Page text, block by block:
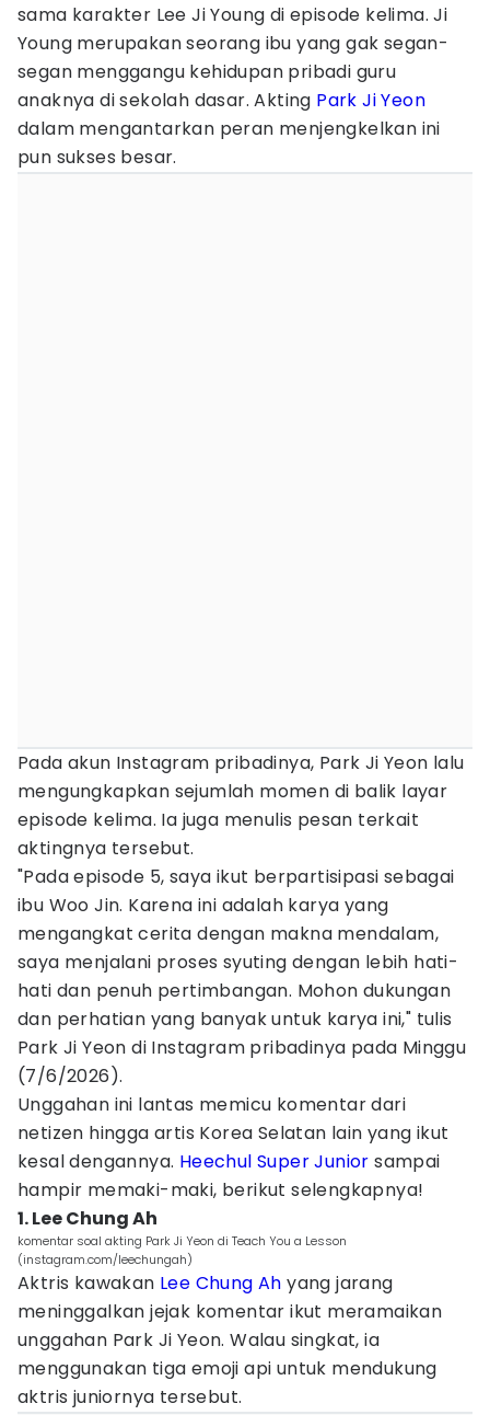
sama karakter Lee Ji Young di episode kelima. Ji
Young merupakan seorang ibu yang gak segan-
segan menggangu kehidupan pribadi guru
anaknya di sekolah dasar. Akting Park Ji Yeon
dalam mengantarkan peran menjengkelkan ini
pun sukses besar.
Pada akun Instagram pribadinya, Park Ji Yeon lalu
mengungkapkan sejumlah momen di balik layar
episode kelima. Ia juga menulis pesan terkait
aktingnya tersebut.
"Pada episode 5, saya ikut berpartisipasi sebagai
ibu Woo Jin. Karena ini adalah karya yang
mengangkat cerita dengan makna mendalam,
saya menjalani proses syuting dengan lebih hati-
hati dan penuh pertimbangan. Mohon dukungan
dan perhatian yang banyak untuk karya ini," tulis
Park Ji Yeon di Instagram pribadinya pada Minggu
(7/6/2026).
Unggahan ini lantas memicu komentar dari
netizen hingga artis Korea Selatan lain yang ikut
kesal dengannya. Heechul Super Junior sampai
hampir memaki-maki, berikut selengkapnya!
1. Lee Chung Ah
komentar soal akting Park Ji Yeon di Teach You a Lesson
(instagram.com/leechungah)
Aktris kawakan Lee Chung Ah yang jarang
meninggalkan jejak komentar ikut meramaikan
unggahan Park Ji Yeon. Walau singkat, ia
menggunakan tiga emoji api untuk mendukung
aktris juniornya tersebut.